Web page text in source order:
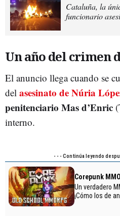
Cataluña, la
funcionario
Un año del crimen
El anuncio llega cuando se
del asesinato de Núria
penitenciario Mas d’Enric
interno.